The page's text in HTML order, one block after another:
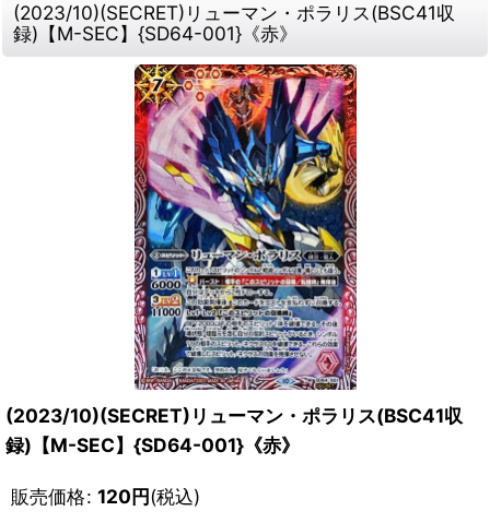
(2023/10)(SECRET)リューマン・ポラリス(BSC41収
録)【M-SEC】{SD64-001}《赤》
(2023/10)(SECRET)リューマン・ポラリス(BSC41収
録)【M-SEC】{SD64-001}《赤》
販売価格: 120円(税込)